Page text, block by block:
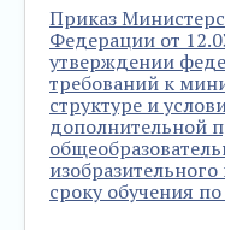
Приказ
Федерации от
утверждении
требований к
структуре и
дополнительной
сроку обучения